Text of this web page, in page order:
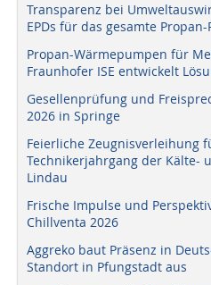
Transparenz bei
EPDs für das gesamte
Propan-Wärmepumpen für
Fraunhofer ISE entwickelt
Gesellenprüfung und
2026 in Springe
Feierliche Zeugnisverleihung
Technikerjahrgang der Kälte-
Lindau
Frische Impulse und
Chillventa 2026
Aggreko baut Präsenz in
Standort in Pfungstadt aus